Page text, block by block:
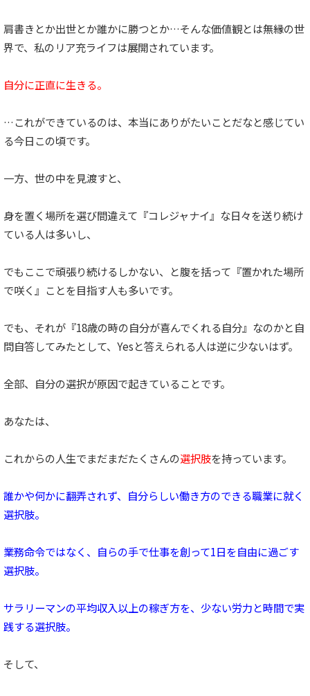
肩書きとか出世とか誰かに勝つとか…そんな価値観とは無縁の世
界で、私のリア充ライフは展開されています。
自分に正直に生きる。
…これができているのは、本当にありがたいことだなと感じてい
る今日この頃です。
一方、世の中を見渡すと、
身を置く場所を選び間違えて『コレジャナイ』な日々を送り続け
ている人は多いし、
でもここで頑張り続けるしかない、と腹を括って『置かれた場所
で咲く』ことを目指す人も多いです。
でも、それが『18歳の時の自分が喜んでくれる自分』なのかと自
問自答してみたとして、Yesと答えられる人は逆に少ないはず。
全部、自分の選択が原因で起きていることです。
あなたは、
これからの人生でまだまだたくさんの選択肢を持っています。
誰かや何かに翻弄されず、自分らしい働き方のできる職業に就く
選択肢。
業務命令ではなく、自らの手で仕事を創って1日を自由に過ごす
選択肢。
サラリーマンの平均収入以上の稼ぎ方を、少ない労力と時間で実
践する選択肢。
そして、